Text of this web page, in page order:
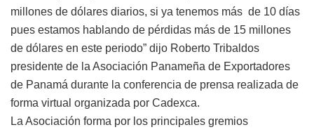
millones de dólares diarios, si ya tenemos más de 10 días
pues estamos hablando de pérdidas más de 15 millones
de dólares en este periodo” dijo Roberto Tribaldos
presidente de la Asociación Panameña de Exportadores
de Panamá durante la conferencia de prensa realizada de
forma virtual organizada por Cadexca.
La Asociación forma por los principales gremios